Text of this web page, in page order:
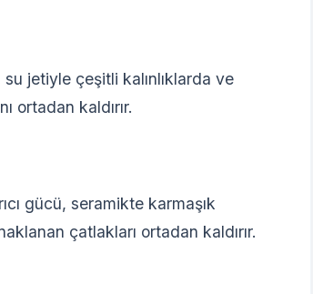
jetiyle çeşitli kalınlıklarda ve
ortadan kaldırır.
gücü, seramikte karmaşık
çatlakları ortadan kaldırır.